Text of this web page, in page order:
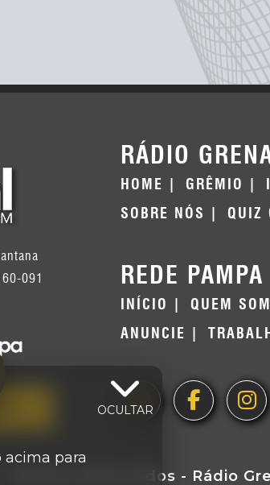
091
RÁDIO
HOME GRÊMIO
SOBRE NÓS
QUIZ
REDE PAMPA
INÍCIO QUEM
ANUNCIE
Direitos Reservados - Rádio
OCULTAR
acima para